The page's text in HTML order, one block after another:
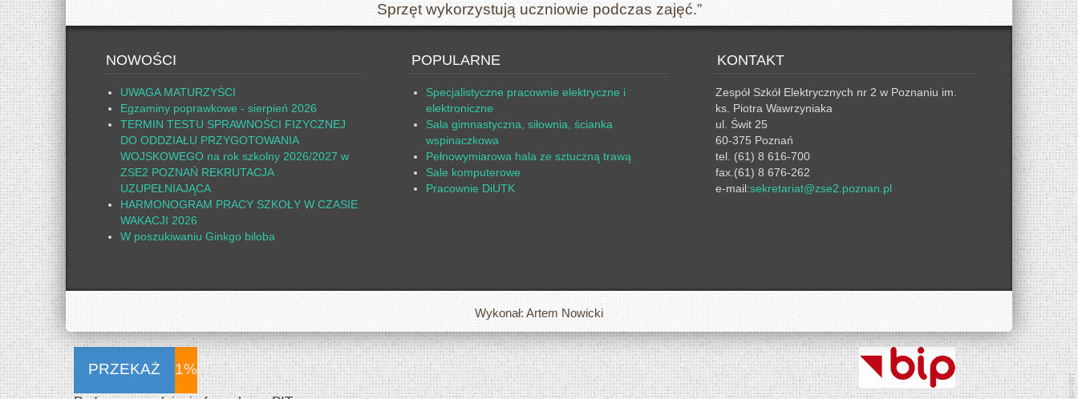
Sprzęt wykorzystują uczniowie podczas zajęć.”
NOWOŚCI
UWAGA MATURZYŚCI
Egzaminy poprawkowe - sierpień 2026
TERMIN TESTU SPRAWNOŚCI FIZYCZNEJ
DO ODDZIAŁU PRZYGOTOWANIA
WOJSKOWEGO na rok szkolny 2026/2027 w
ZSE2 POZNAŃ REKRUTACJA
UZUPEŁNIAJĄCA
HARMONOGRAM PRACY SZKOŁY W CZASIE
WAKACJI 2026
W poszukiwaniu Ginkgo biloba
POPULARNE
Specjalistyczne pracownie elektryczne i
elektroniczne
Sala gimnastyczna, siłownia, ścianka
wspinaczkowa
Pełnowymiarowa hala ze sztuczną trawą
Sale komputerowe
Pracownie DiUTK
KONTAKT
Zespół Szkół Elektrycznych nr 2 w Poznaniu im.
ks. Piotra Wawrzyniaka
ul. Świt 25
60-375 Poznań
tel. (61) 8 616-700
fax.(61) 8 676-262
e-mail:sekretariat@zse2.poznan.pl
Wykonał: Artem Nowicki
PRZEKAŻ 1%